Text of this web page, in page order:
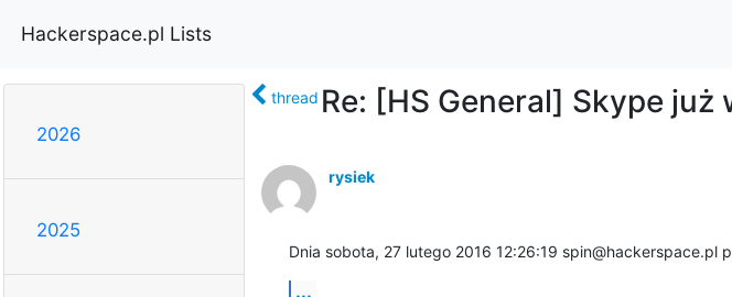
Hackerspace.pl Lists
2026
2025
thread Re: [HS General] Skype
rysiek
Dnia sobota, 27 lutego 2016 12:26:19 spin@hackerspace.pl
...